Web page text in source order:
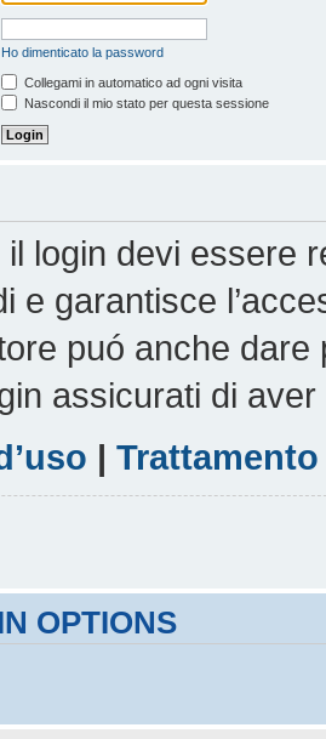
Ho dimenticato la password
Collegami in automatico ad ogni visita
Nascondi il mio stato per questa sessione
login devi essere
e garantisce
puó anche
assicurati di
|
OPTIONS